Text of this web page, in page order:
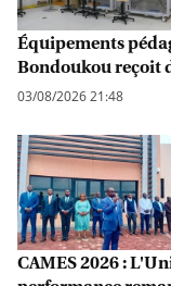
Équipements
Bondoukou reçoit
03/08/2026 21:48
CAMES 2026 :